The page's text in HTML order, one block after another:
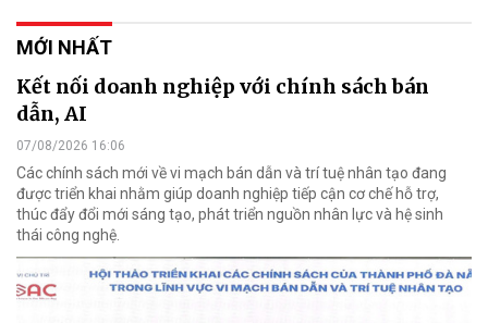
MỚI NHẤT
Kết nối doanh nghiệp với chính sách bán
dẫn, AI
07/08/2026 16:06
Các chính sách mới về vi mạch bán dẫn và trí tuệ nhân tạo đang
được triển khai nhằm giúp doanh nghiệp tiếp cận cơ chế hỗ trợ,
thúc đẩy đổi mới sáng tạo, phát triển nguồn nhân lực và hệ sinh
thái công nghệ.